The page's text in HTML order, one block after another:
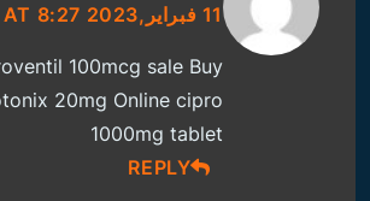
11 فبراير,2023 AT 8:27 ص
100mcg sale Buy
20mg Online cipro
1000mg tablet
REPLY